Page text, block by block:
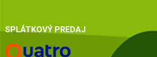
SPLÁTKOVÝ PREDAJ